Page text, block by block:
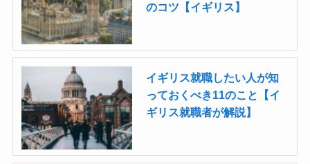
のコツ【イギリス】
イギリス就職したい人が知
っておくべき11のこと【イ
ギリス就職者が解説】